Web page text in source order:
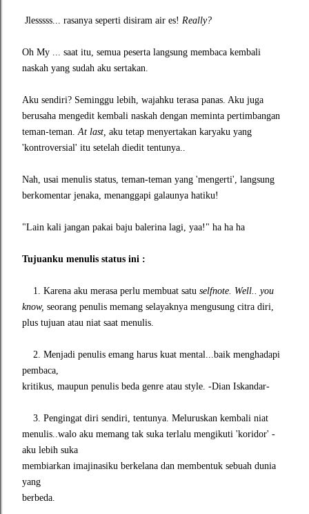
Jlesssss... rasanya seperti disiram air es! Really?
Oh My ... saat itu, semua peserta langsung membaca kembali
naskah yang sudah aku sertakan.
Aku sendiri? Seminggu lebih, wajahku terasa panas. Aku juga
berusaha mengedit kembali naskah dengan meminta pertimbangan
teman-teman. At last, aku tetap menyertakan karyaku yang
'kontroversial' itu setelah diedit tentunya..
Nah, usai menulis status, teman-teman yang 'mengerti', langsung
berkomentar jenaka, menanggapi galaunya hatiku!
"Lain kali jangan pakai baju balerina lagi, yaa!" ha ha ha
Tujuanku menulis status ini :
1. Karena aku merasa perlu membuat satu selfnote. Well.. you
know, seorang penulis memang selayaknya mengusung citra diri,
plus tujuan atau niat saat menulis.
2. Menjadi penulis emang harus kuat mental...baik menghadapi
pembaca,
kritikus, maupun penulis beda genre atau style. -Dian Iskandar-
3. Pengingat diri sendiri, tentunya. Meluruskan kembali niat
menulis..walo aku memang tak suka terlalu mengikuti 'koridor' -
aku lebih suka
membiarkan imajinasiku berkelana dan membentuk sebuah dunia
yang
berbeda.